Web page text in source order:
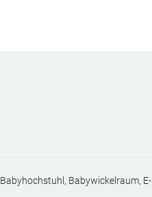
Babywickelraum, E-